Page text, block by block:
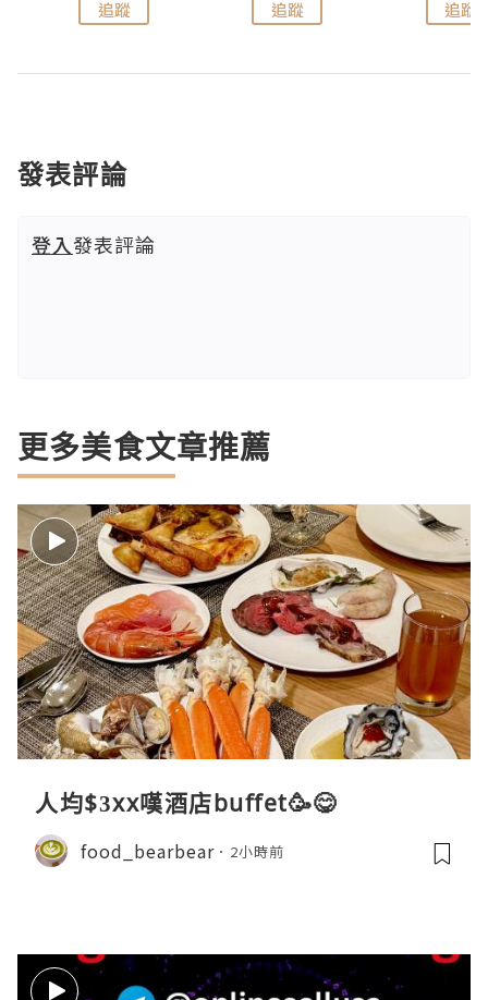
追蹤 追蹤 追蹤
發表評論
登入發表評論
更多美食文章推薦
人均$3xx嘆酒店buffet🥳😋
food_bearbear 2小時前